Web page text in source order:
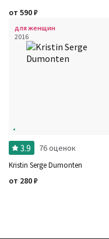
от 590₽
для женщин
2016
3.9 76 оценок
Kristin Serge Dumonten
от 280₽